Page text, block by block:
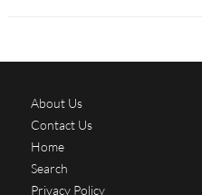
About Us
Contact Us
Home
Search
Privacy Policy